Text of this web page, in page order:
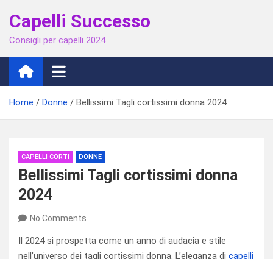
content
Capelli Successo
Consigli per capelli 2024
Home Donne Bellissimi Tagli cortissimi donna 2024
CAPELLI CORTI DONNE
Bellissimi Tagli cortissimi donna
2024
No Comments
Il 2024 si prospetta come un anno di audacia e stile
nell’universo dei tagli cortissimi donna. L’eleganza di capelli